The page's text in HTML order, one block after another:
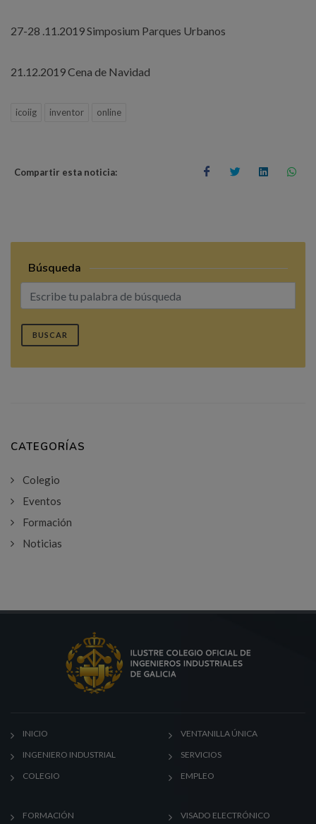
27-28 .11.2019 Simposium Parques Urbanos
21.12.2019 Cena de Navidad
icoiig inventor online
Compartir esta noticia:
Búsqueda
BUSCAR
CATEGORÍAS
Colegio
Eventos
Formación
Noticias
INICIO
INGENIERO INDUSTRIAL
COLEGIO
VENTANILLA ÚNICA
SERVICIOS
EMPLEO
FORMACIÓN VISADO ELECTRÓNICO